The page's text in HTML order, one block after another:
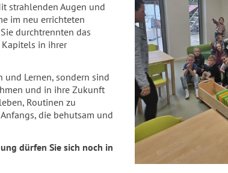
strahlenden Augen und
im neu errichteten
durchtrennten das
in ihrer
Lernen, sondern sind
und in ihre Zukunft
Routinen zu
die behutsam und
dürfen Sie sich noch in